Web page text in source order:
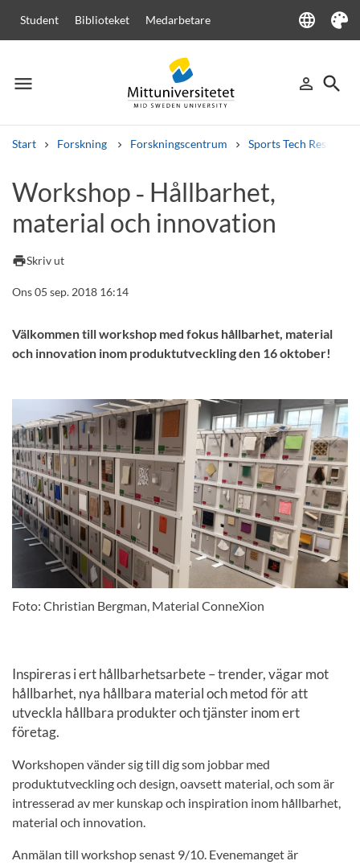
Student Biblioteket Medarbetare language
Language
Tema
menu
Meny person_outline
Logga in
search
Sök
Start Forskning Forskningscentrum Sports Tech Research
Andra söktjänster
Kurser och program KursplanerVälkomstbrev
Workshop ‑ Hållbarhet,
material och innovation
printSkriv ut
Ons 05 sep. 2018 16:14
Välkommen till workshop med fokus hållbarhet, material
och innovation inom produktutveckling den 16 oktober!
Foto: Christian Bergman, Material ConneXion
Inspireras i ert hållbarhetsarbete – trender, vägar mot
hållbarhet, nya hållbara material och metod för att
utveckla hållbara produkter och tjänster inom ert
företag.
Workshopen vänder sig till dig som jobbar med
produktutveckling och design, oavsett material, och som är
intresserad av mer kunskap och inspiration inom hållbarhet,
material och innovation.
Anmälan till workshop senast 9/10. Evenemanget är